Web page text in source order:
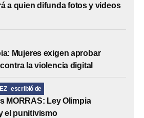
a quien difunda fotos y videos
Mujeres exigen aprobar
la violencia digital
escribió de
MORRAS: Ley Olimpia
el punitivismo